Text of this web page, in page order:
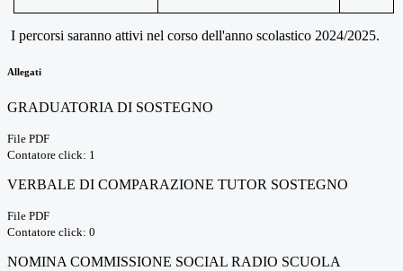
I percorsi saranno attivi nel corso dell'anno scolastico 2024/2025.
Allegati
GRADUATORIA DI SOSTEGNO
File PDF
Contatore click: 1
VERBALE DI COMPARAZIONE TUTOR SOSTEGNO
File PDF
Contatore click: 0
NOMINA COMMISSIONE SOCIAL RADIO SCUOLA